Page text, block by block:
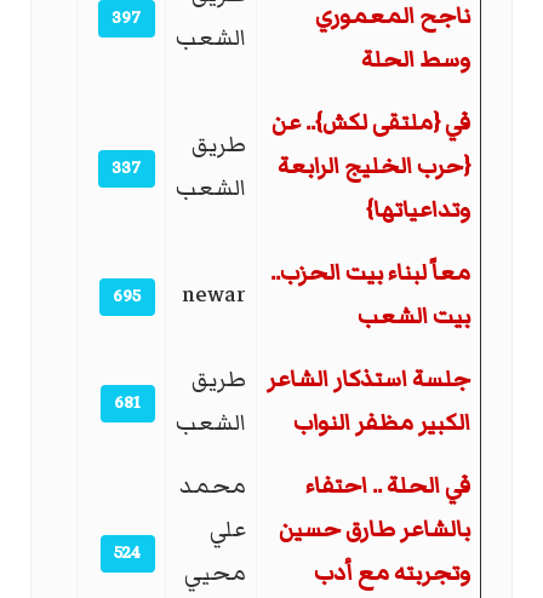
ناجح المعموري
وسط الحلة
الشعب
397
في {ملتقى لكش}.. عن
{حرب الخليج الرابعة
وتداعياتها}
طريق
الشعب
337
معاً لبناء بيت الحزب..
بيت الشعب
newar
695
جلسة استذكار الشاعر
الكبير مظفر النواب
طريق
الشعب
681
في الحلة .. احتفاء
بالشاعر طارق حسين
وتجربته مع أدب
محمد
علي
محيي
524